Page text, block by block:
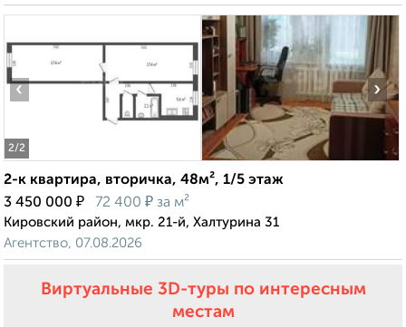
2/2
‹ ›
2-к квартира, вторичка, 48м², 1/5 этаж
3 450 000 ₽ 72 400 ₽ за м²
Кировский район, мкр. 21-й, Халтурина 31
Агентство, 07.08.2026
Виртуальные 3D-туры по интересным
местам